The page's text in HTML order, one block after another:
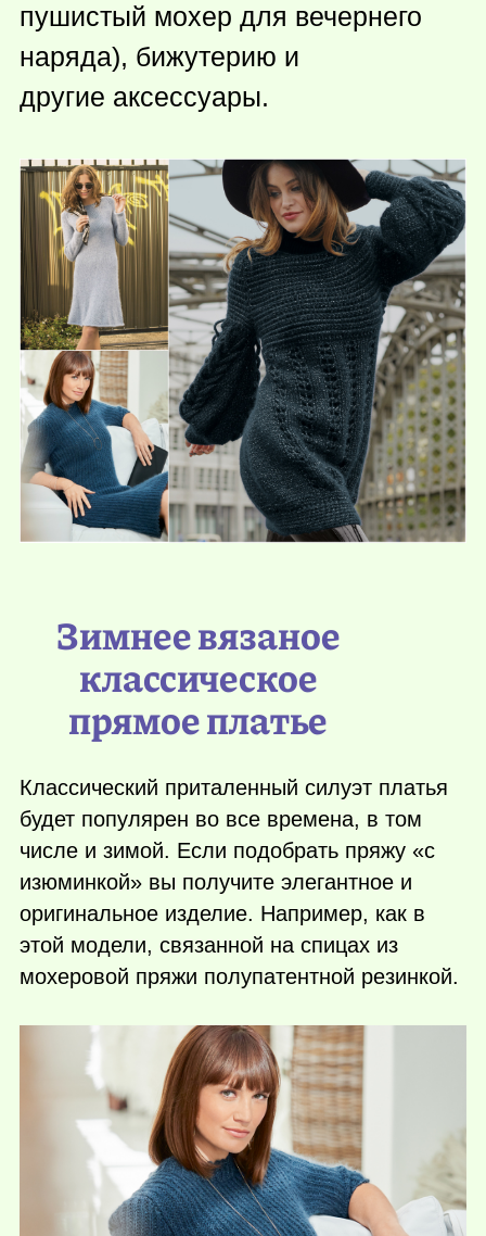
пушистый мохер для вечернего
наряда), бижутерию и
другие аксессуары.
Зимнее вязаное
классическое
прямое платье
Классический приталенный силуэт платья
будет популярен во все времена, в том
числе и зимой. Если подобрать пряжу «с
изюминкой» вы получите элегантное и
оригинальное изделие. Например, как в
этой модели, связанной на спицах из
мохеровой пряжи полупатентной резинкой.